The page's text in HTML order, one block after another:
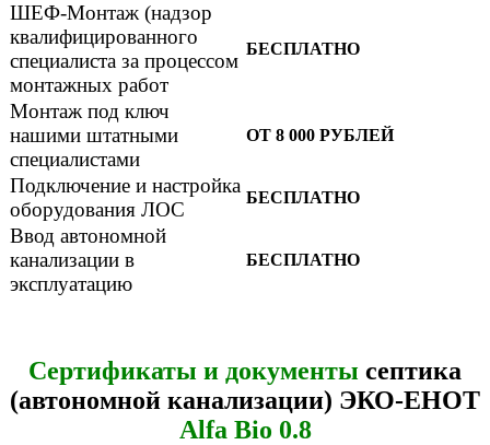
ШЕФ-Монтаж (надзор
квалифицированного
специалиста за процессом
монтажных работ
БЕСПЛАТНО
Монтаж под ключ
нашими штатными
специалистами
ОТ 8 000 РУБЛЕЙ
Подключение и настройка
оборудования ЛОС
БЕСПЛАТНО
Ввод автономной
канализации в
эксплуатацию
БЕСПЛАТНО
Сертификаты и документы септика
(автономной канализации) ЭКО-ЕНОТ
Alfa Bio 0.8